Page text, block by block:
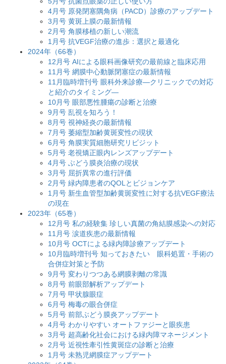
4月号 原発閉塞隅角病（PACD）診療のアップデート
3月号 黄斑上膜の最新情報
2月号 角膜移植の新しい潮流
1月号 抗VEGF治療の進歩：選択と最適化
2024年（66巻）
12月号 AIによる眼科画像研究の最前線と臨床応用
11月号 網膜中心動脈閉塞症の最新情報
11月臨時増刊号 眼科外来診療―クリニックでの対応
と紹介のタイミング―
10月号 眼部悪性腫瘍の診断と治療
9月号 乱視を知ろう！
8月号 視神経炎の最新情報
7月号 萎縮型加齢黄斑変性の現状
6月号 角膜実質細胞研究リビジット
5月号 老視矯正眼内レンズアップデート
4月号 ぶどう膜炎治療の現状
3月号 屈折異常の進行評価
2月号 緑内障患者のQOLとビジョンケア
1月号 新生血管型加齢黄斑変性に対する抗VEGF療法
の現在
2023年（65巻）
12月号 私の経験集 珍しい真菌の角結膜感染への対応
11月号 涙道疾患の最新情報
10月号 OCTによる緑内障診療アップデート
10月臨時増刊号 知っておきたい 眼科処置・手術の
合併症対策と予防
9月号 変わりつつある網膜剥離の常識
8月号 前眼部解析アップデート
7月号 甲状腺眼症
6月号 梅毒の眼合併症
5月号 前部ぶどう膜炎アップデート
4月号 わかりやすい オートファジーと眼疾患
3月号 超高齢化社会における緑内障マネージメント
2月号 近視性牽引性黄斑症の診断と治療
1月号 未熟児網膜症アップデート